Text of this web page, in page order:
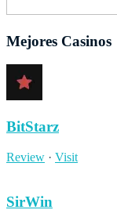
Mejores Casinos
BitStarz
Review · Visit
SirWin